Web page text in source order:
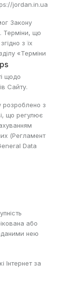
jordan.in.ua
Закону
Терміни, що
з їх
«Терміни
щодо
Сайту.
розроблено з
що регулює
(Регламент
Data
або
нею
Інтернет за